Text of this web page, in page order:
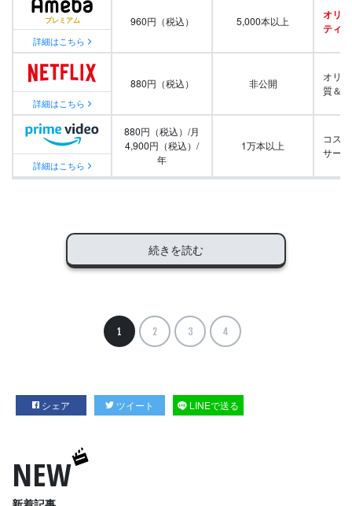
詳細はこちら
960円（税込） 5,000本以上
オリ
ティ
詳細はこちら
880円（税込） 非公開
オリ
質＆
詳細はこちら
880円（税込）/月
4,900円（税込）/
年
1万本以上
コス
サー
続きを読む
1 2 3 4
シェア ツイート LINEで送る
NEW